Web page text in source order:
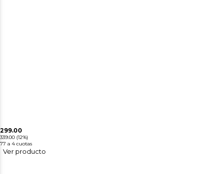
299.00
339.00 (12%)
77 a 4 cuotas
Ver producto